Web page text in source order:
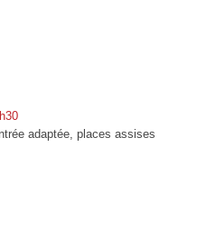
adaptée, places assises